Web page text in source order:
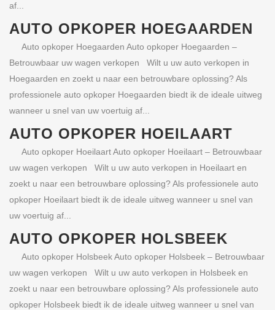
af...
AUTO OPKOPER HOEGAARDEN
Auto opkoper Hoegaarden Auto opkoper Hoegaarden –
Betrouwbaar uw wagen verkopen Wilt u uw auto verkopen in
Hoegaarden en zoekt u naar een betrouwbare oplossing? Als
professionele auto opkoper Hoegaarden biedt ik de ideale uitweg
wanneer u snel van uw voertuig af...
AUTO OPKOPER HOEILAART
Auto opkoper Hoeilaart Auto opkoper Hoeilaart – Betrouwbaar
uw wagen verkopen Wilt u uw auto verkopen in Hoeilaart en
zoekt u naar een betrouwbare oplossing? Als professionele auto
opkoper Hoeilaart biedt ik de ideale uitweg wanneer u snel van
uw voertuig af...
AUTO OPKOPER HOLSBEEK
Auto opkoper Holsbeek Auto opkoper Holsbeek – Betrouwbaar
uw wagen verkopen Wilt u uw auto verkopen in Holsbeek en
zoekt u naar een betrouwbare oplossing? Als professionele auto
opkoper Holsbeek biedt ik de ideale uitweg wanneer u snel van